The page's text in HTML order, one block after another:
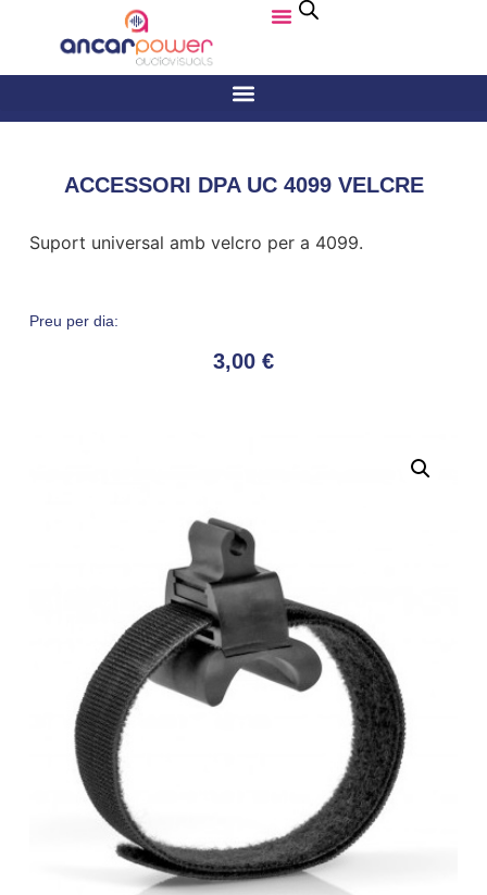
ACCESSORI DPA UC 4099 VELCRE
Suport universal amb velcro per a 4099.
Preu per dia:
3,00 €